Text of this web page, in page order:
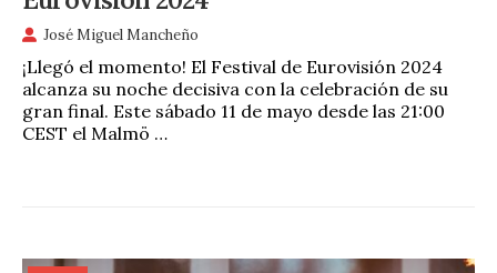
José Miguel Mancheño
¡Llegó el momento! El Festival de Eurovisión 2024
alcanza su noche decisiva con la celebración de su
gran final. Este sábado 11 de mayo desde las 21:00
CEST el Malmö …